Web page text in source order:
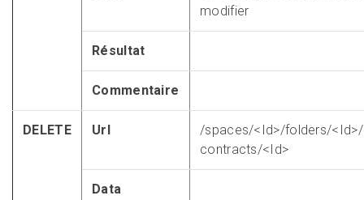
modifier
Résultat
Commentaire
DELETE Url
/spaces/<Id>/folders/
contracts/<Id>
Data